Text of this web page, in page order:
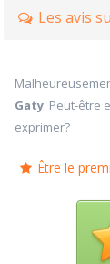
Les avis
Gaty. Peut-être
exprimer?
Être le